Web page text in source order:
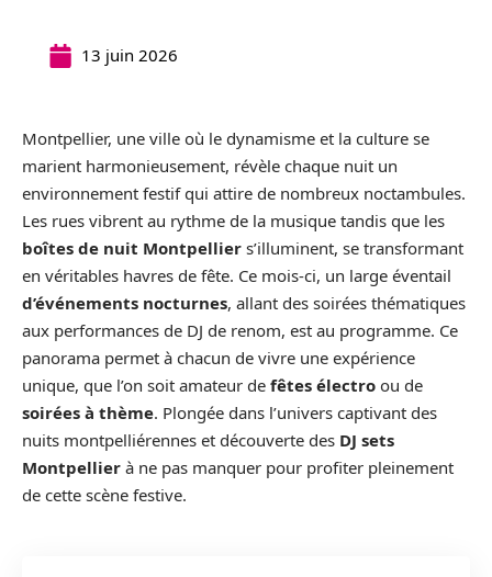
13 juin 2026
Montpellier, une ville où le dynamisme et la culture se
marient harmonieusement, révèle chaque nuit un
environnement festif qui attire de nombreux noctambules.
Les rues vibrent au rythme de la musique tandis que les
boîtes de nuit Montpellier s’illuminent, se transformant
en véritables havres de fête. Ce mois-ci, un large éventail
d’événements nocturnes, allant des soirées thématiques
aux performances de DJ de renom, est au programme. Ce
panorama permet à chacun de vivre une expérience
unique, que l’on soit amateur de fêtes électro ou de
soirées à thème. Plongée dans l’univers captivant des
nuits montpelliérennes et découverte des DJ sets
Montpellier à ne pas manquer pour profiter pleinement
de cette scène festive.